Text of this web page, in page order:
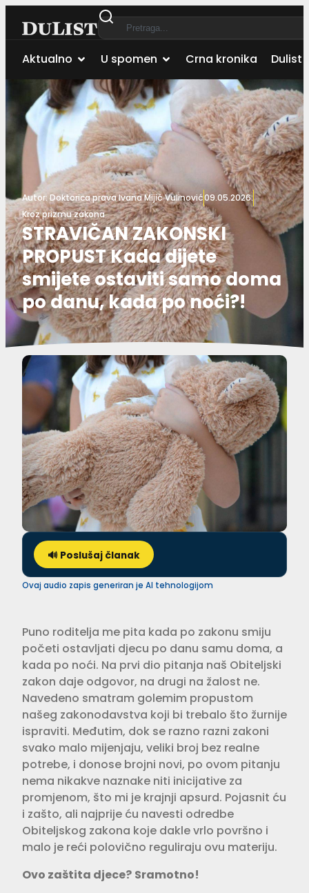
Aktualno U spomen Crna kronika Dulist
Autor:Doktorica prava Ivana Mijić Vulinović09.05.2026.
Kroz prizmu zakona
STRAVIČAN ZAKONSKI
PROPUST Kada dijete
smijete ostaviti samo doma
po danu, kada po noći?!
🔊 Poslušaj članak
Ovaj audio zapis generiran je AI tehnologijom
Puno roditelja me pita kada po zakonu smiju
početi ostavljati djecu po danu samu doma, a
kada po noći. Na prvi dio pitanja naš Obiteljski
zakon daje odgovor, na drugi na žalost ne.
Navedeno smatram golemim propustom
našeg zakonodavstva koji bi trebalo što žurnije
ispraviti. Međutim, dok se razno razni zakoni
svako malo mijenjaju, veliki broj bez realne
potrebe, i donose brojni novi, po ovom pitanju
nema nikakve naznake niti inicijative za
promjenom, što mi je krajnji apsurd. Pojasnit ću
i zašto, ali najprije ću navesti odredbe
Obiteljskog zakona koje dakle vrlo površno i
malo je reći polovično reguliraju ovu materiju.
Ovo zaštita djece? Sramotno!